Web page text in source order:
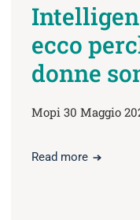
ecco
donne
Mopi 30 Maggio
Read more